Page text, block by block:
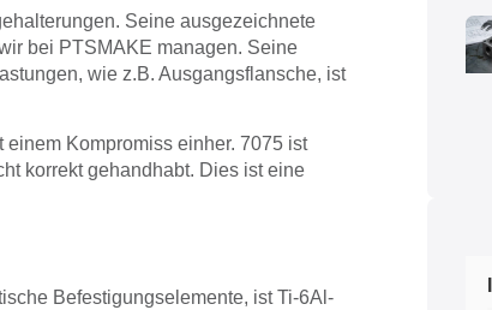
Seine ausgezeichnete
bei PTSMAKE managen. Seine
wie z.B. Ausgangsflansche, ist
Kompromiss einher. 7075 ist
korrekt gehandhabt. Dies ist eine
Befestigungselemente, ist Ti-6Al-